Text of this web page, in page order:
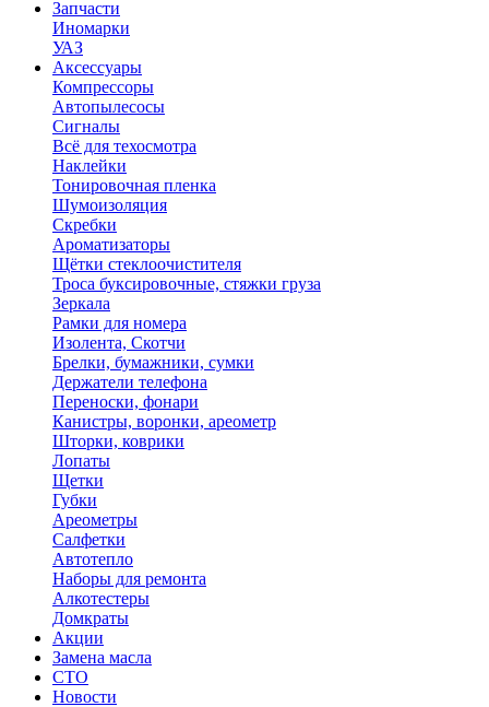
Запчасти
Иномарки
УАЗ
Аксесcуары
Компрессоры
Автопылесосы
Сигналы
Всё для техосмотра
Наклейки
Тонировочная пленка
Шумоизоляция
Скребки
Ароматизаторы
Щётки стеклоочистителя
Троса буксировочные, стяжки груза
Зеркала
Рамки для номера
Изолента, Скотчи
Брелки, бумажники, сумки
Держатели телефона
Переноски, фонари
Канистры, воронки, ареометр
Шторки, коврики
Лопаты
Щетки
Губки
Ареометры
Салфетки
Автотепло
Наборы для ремонта
Алкотестеры
Домкраты
Акции
Замена масла
СТО
Новости